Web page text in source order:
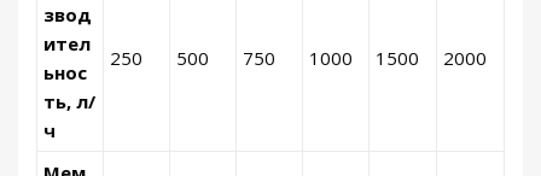
звод
ител
ьнос
ть, л/
ч
250 500 750 1000 1500 2000